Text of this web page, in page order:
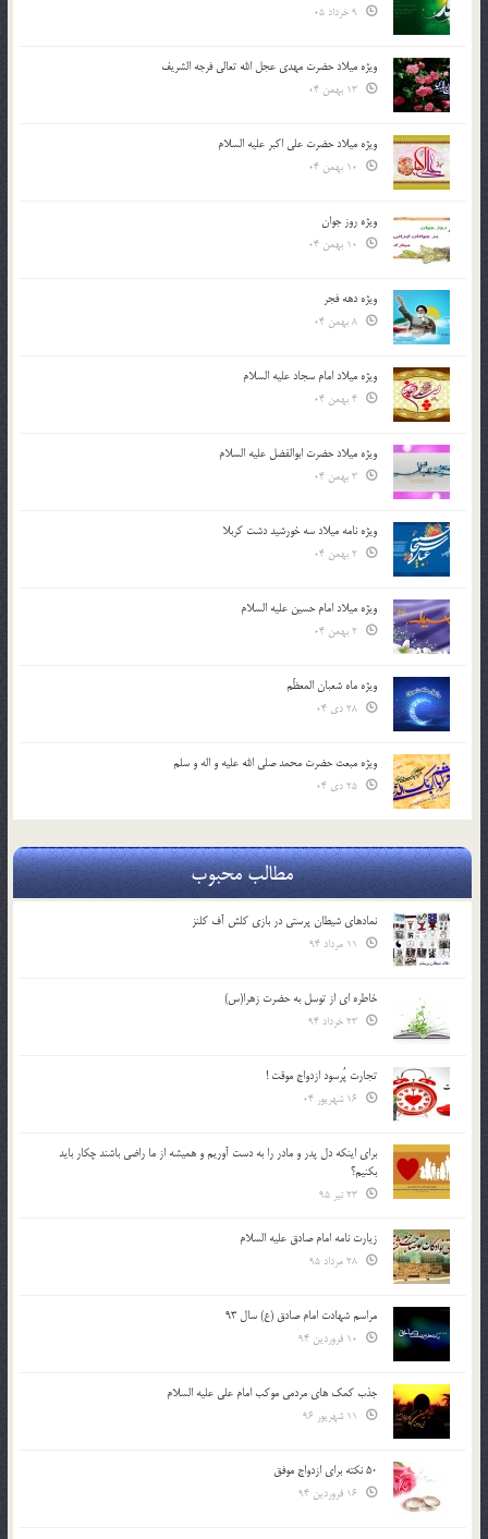
ویژه میلاد حضرت مهدی عجل الله تعالی فرجه الشريف
ویژه میلاد حضرت علی اکبر علیه السلام
ویژه روز جوان
ویژه دهه فجر
ویژه میلاد امام سجاد علیه السلام
ویژه میلاد حضرت ابوالفضل علیه السلام
ویژه نامه میلاد سه خورشید دشت کربلا
ویژه میلاد امام حسین علیه السلام
ویژه ماه شعبان المعظّم
ویژه مبعث حضرت محمد صلی الله علیه و اله و سلم
مطالب محبوب
نمادهای شیطان پرستی در بازی کلش آف کلنز
خاطره ای از توسل به حضرت زهرا(س)
تجارت پُرسود ازدواج موقت !
براي اينكه دل پدر و مادر را به دست آوريم و هميشه از ما راضي باشند چكار بايد
بكنيم؟
زیارت نامه امام صادق علیه السلام
مراسم شهادت امام صادق (ع) سال 93
جذب کمک های مردمی موکب امام علی علیه السلام
50 نکته برای ازدواج موفق